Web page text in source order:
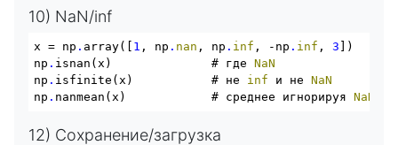
10) NaN/inf
x = np . array([ 1 , np . nan , np . inf , -np . inf , 3 ])
np . isnan(x)              # где NaN
np . isfinite(x)           # не inf и не NaN
np . nanmean(x)            # среднее игнорируя NaN
12) Сохранение/загрузка